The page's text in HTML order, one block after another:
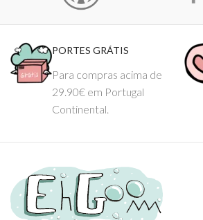
PORTES GRÁTIS
Para compras acima de
29.90€ em Portugal
Continental.